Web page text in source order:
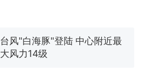
热 十多万人报名的考试，成绩
全部作废，公平么？